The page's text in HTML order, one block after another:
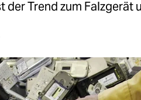
der Trend zum Falzgerät